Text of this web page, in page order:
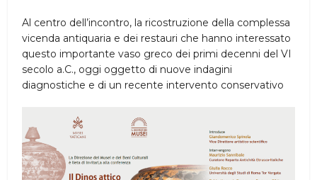
Al centro dell’incontro, la ricostruzione della complessa
vicenda antiquaria e dei restauri che hanno interessato
questo importante vaso greco dei primi decenni del VI
secolo a.C., oggi oggetto di nuove indagini
diagnostiche e di un recente intervento conservativo